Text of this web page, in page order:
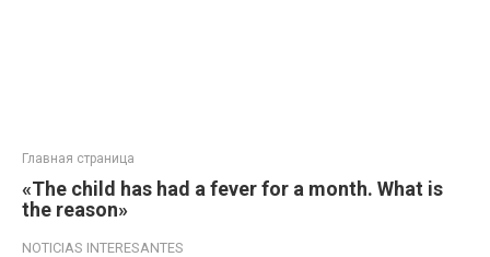
Главная страница
«The child has had a fever for a month. What is
the reason»
NOTICIAS INTERESANTES